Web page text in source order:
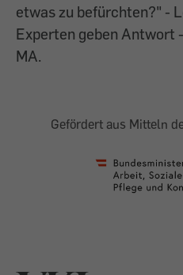
etwas zu befürchten?" -
Experten geben Antwort
MA.
Gefördert aus Mitteln